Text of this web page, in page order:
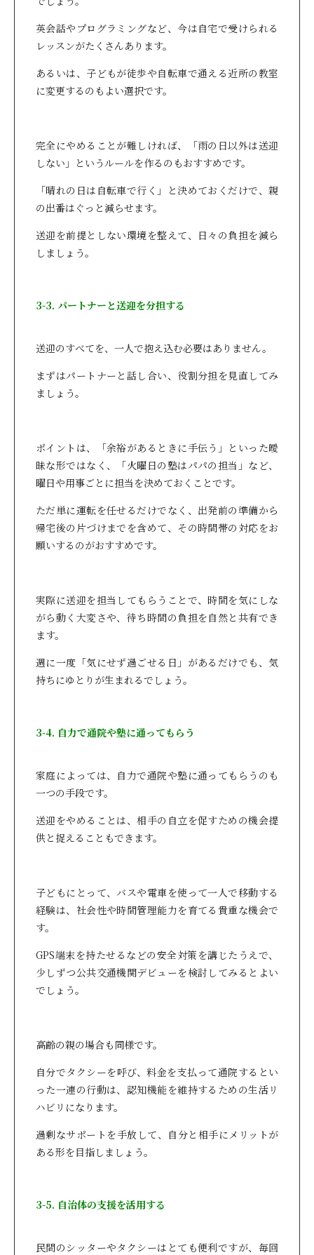
英会話やプログラミングなど、今は自宅で受けられる
レッスンがたくさんあります。
あるいは、子どもが徒歩や自転車で通える近所の教室
に変更するのもよい選択です。
完全にやめることが難しければ、「雨の日以外は送迎
しない」というルールを作るのもおすすめです。
「晴れの日は自転車で行く」と決めておくだけで、親
の出番はぐっと減らせます。
送迎を前提としない環境を整えて、日々の負担を減ら
しましょう。
3-3. パートナーと送迎を分担する
送迎のすべてを、一人で抱え込む必要はありません。
まずはパートナーと話し合い、役割分担を見直してみ
ましょう。
ポイントは、「余裕があるときに手伝う」といった曖
昧な形ではなく、「火曜日の塾はパパの担当」など、
曜日や用事ごとに担当を決めておくことです。
ただ単に運転を任せるだけでなく、出発前の準備から
帰宅後の片づけまでを含めて、その時間帯の対応をお
願いするのがおすすめです。
実際に送迎を担当してもらうことで、時間を気にしな
がら動く大変さや、待ち時間の負担を自然と共有でき
ます。
週に一度「気にせず過ごせる日」があるだけでも、気
持ちにゆとりが生まれるでしょう。
3-4. 自力で通院や塾に通ってもらう
家庭によっては、自力で通院や塾に通ってもらうのも
一つの手段です。
送迎をやめることは、相手の自立を促すための機会提
供と捉えることもできます。
子どもにとって、バスや電車を使って一人で移動する
経験は、社会性や時間管理能力を育てる貴重な機会で
す。
GPS端末を持たせるなどの安全対策を講じたうえで、
少しずつ公共交通機関デビューを検討してみるとよい
でしょう。
高齢の親の場合も同様です。
自分でタクシーを呼び、料金を支払って通院するとい
った一連の行動は、認知機能を維持するための生活リ
ハビリになります。
過剰なサポートを手放して、自分と相手にメリットが
ある形を目指しましょう。
3-5. 自治体の支援を活用する
民間のシッターやタクシーはとても便利ですが、毎回